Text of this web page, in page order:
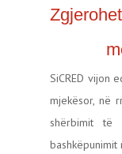
SiCRED vijon
mjekësor, në
shërbimit të